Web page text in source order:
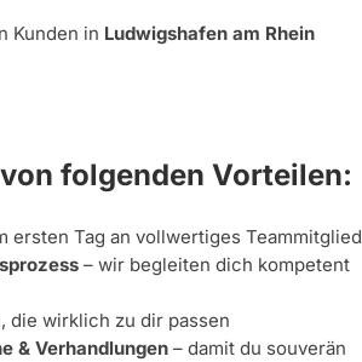
Kunden in Ludwigshafen am Rhein
folgenden Vorteilen:
ersten Tag an vollwertiges Teammitglied
– wir begleiten dich kompetent
die wirklich zu dir passen
& Verhandlungen – damit du souverän